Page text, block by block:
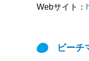
Webサイト：
ビーチ